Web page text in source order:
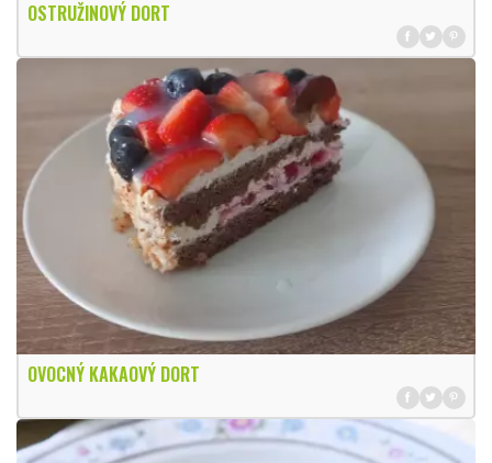
OSTRUŽINOVÝ DORT
OVOCNÝ KAKAOVÝ DORT